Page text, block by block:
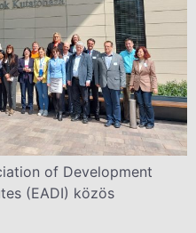
of Development
(EADI) közös